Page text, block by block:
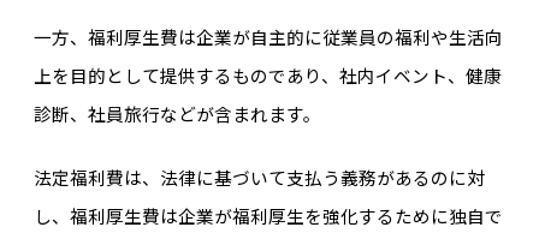
一方、福利厚生費は企業が自主的に従業員の福利や生活向
上を目的として提供するものであり、社内イベント、健康
診断、社員旅行などが含まれます。
法定福利費は、法律に基づいて支払う義務があるのに対
し、福利厚生費は企業が福利厚生を強化するために独自で